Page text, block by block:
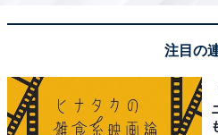
ストラップ付きで肩掛けに
注目の